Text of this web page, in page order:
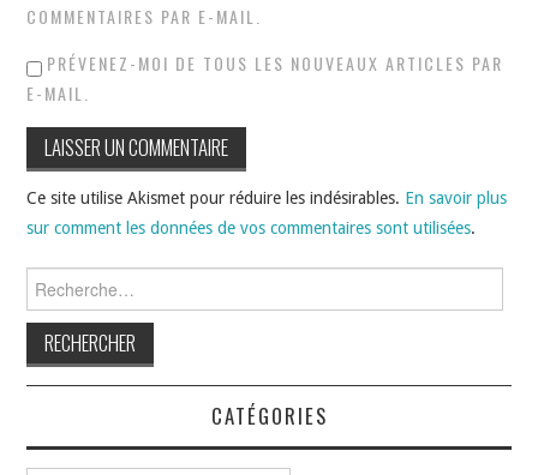
COMMENTAIRES PAR E-MAIL.
PRÉVENEZ-MOI DE TOUS LES NOUVEAUX ARTICLES PAR
E-MAIL.
Ce site utilise Akismet pour réduire les indésirables. En savoir plus
sur comment les données de vos commentaires sont utilisées.
CATÉGORIES